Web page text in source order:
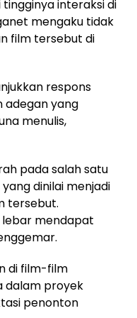
interaksi di
mengaku tidak
film tersebut di
respons
adegan yang
menulis,
pada salah satu
dinilai menjadi
tersebut.
lebar mendapat
di film-film
dalam proyek
penonton